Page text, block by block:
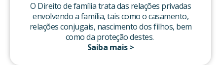
O Direito de família trata das relações privadas
envolvendo a família, tais como o casamento,
relações conjugais, nascimento dos filhos, bem
como da proteção destes.
Saiba mais >